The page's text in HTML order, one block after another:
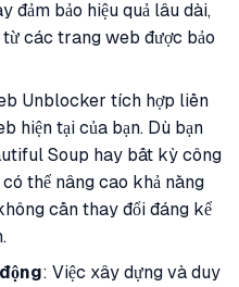
đảm bảo hiệu quả lâu dài,
các trang web được bảo
Unblocker tích hợp liền
hiện tại của bạn. Dù bạn
Soup hay bất kỳ công
thể nâng cao khả năng
cần thay đổi đáng kể
: Việc xây dựng và duy